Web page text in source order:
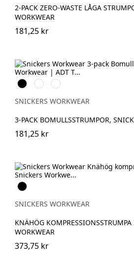
2-PACK ZERO-WASTE LÅGA
WORKWEAR
181,25 kr
Svart Vit
Grå
melerad
SNICKERS WORKWEAR
3-PACK BOMULLSSTRUMPOR,
181,25 kr
Svart
SNICKERS WORKWEAR
KNÄHÖG
WORKWEAR
373,75 kr